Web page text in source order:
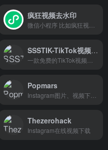
疯狂视频去水印
SSSTIK-TikTok视频下载
Popmars
Thezerohack
Instagram在线视频下载